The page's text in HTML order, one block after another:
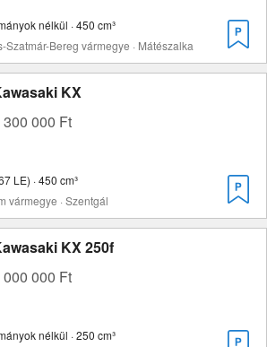
nélkül · 450 cm³
Szatmár-Bereg vármegye · Mátészalka
KX
300 000 Ft
LE) · 450 cm³
vármegye · Szentgál
KX 250f
000 000 Ft
nélkül · 250 cm³